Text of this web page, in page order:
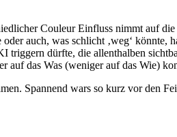
Couleur Einfluss nimmt auf
auch, was schlicht ‚weg‘ könnte,
triggern dürfte, die allenthalben
auf das Was (weniger auf das Wie)
Spannend wars so kurz vor den